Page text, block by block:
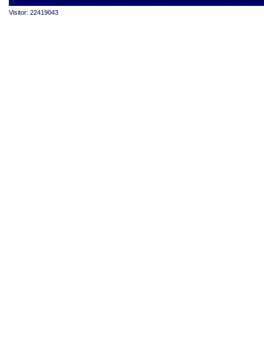
ប្រធានាធិបតីនៃរដ្ឋប៉ាឡេស្ទីន, ប្រធានគណៈកម្មការប្រតិបត្តិនៃអង្គ
ការរំដោះប៉ាឡេស្ទីន
Visitor: 22419043